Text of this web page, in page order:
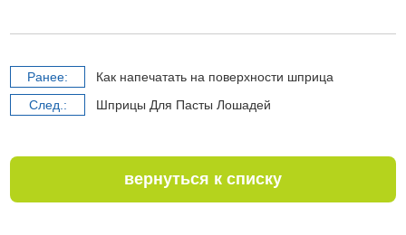
Pанее:
Как напечатать на поверхности шприца
Cлед.:
Шприцы Для Пасты Лошадей
вернуться к списку